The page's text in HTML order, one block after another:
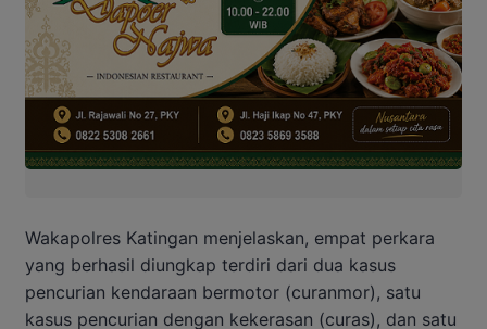
Wakapolres Katingan menjelaskan, empat perkara
yang berhasil diungkap terdiri dari dua kasus
pencurian kendaraan bermotor (curanmor), satu
kasus pencurian dengan kekerasan (curas), dan satu